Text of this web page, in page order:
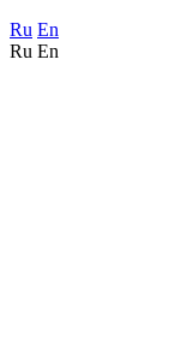
Ru En
Ru En